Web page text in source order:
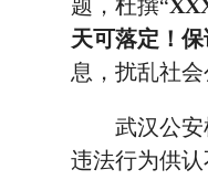
题，杜撰“
天可落定！
息，扰乱社会
武汉公安
违法行为供